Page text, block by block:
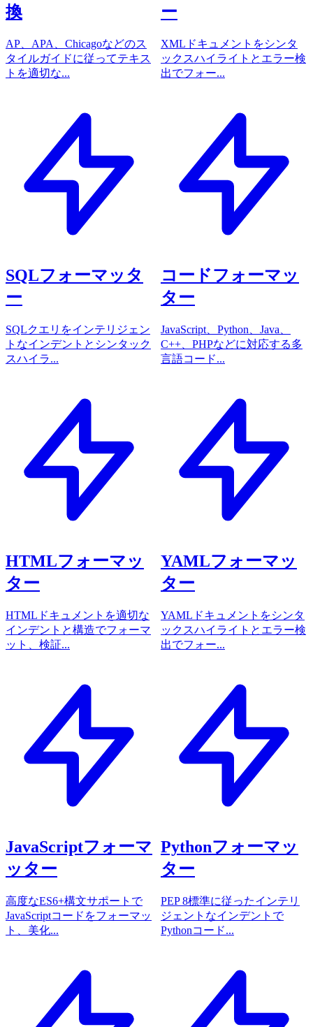
換
AP、APA、Chicagoなどのス
タイルガイドに従ってテキス
トを適切な...
ー
XMLドキュメントをシンタ
ックスハイライトとエラー検
出でフォー...
SQLフォーマッタ
ー
SQLクエリをインテリジェン
トなインデントとシンタック
スハイラ...
コードフォーマッ
ター
JavaScript、Python、Java、
C++、PHPなどに対応する多
言語コード...
HTMLフォーマッ
ター
HTMLドキュメントを適切な
インデントと構造でフォーマ
ット、検証...
YAMLフォーマッ
ター
YAMLドキュメントをシンタ
ックスハイライトとエラー検
出でフォー...
JavaScriptフォーマ
ッター
高度なES6+構文サポートで
JavaScriptコードをフォーマッ
ト、美化...
Pythonフォーマッ
ター
PEP 8標準に従ったインテリ
ジェントなインデントで
Pythonコード...